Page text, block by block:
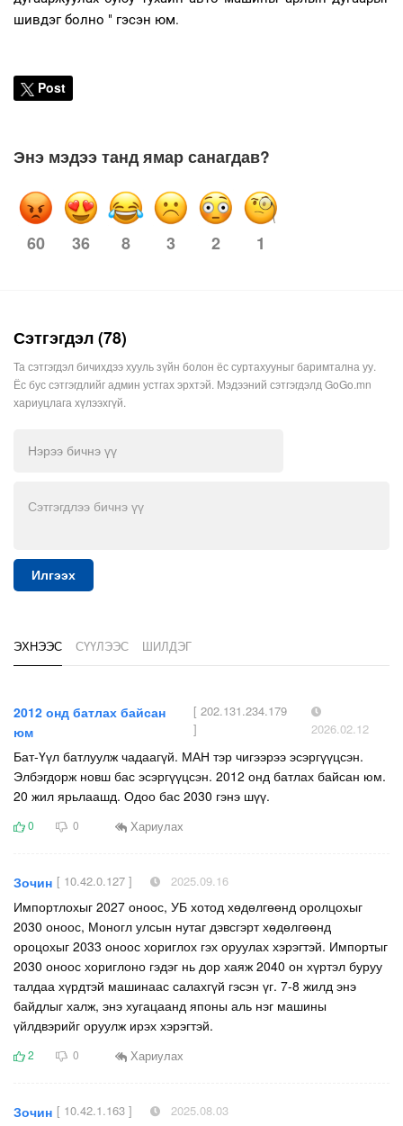
шивдэг болно " гэсэн юм.
Post
Энэ мэдээ танд ямар санагдав?
60 36 8 3 2 1
Сэтгэгдэл (78)
Та сэтгэгдэл бичихдээ хууль зүйн болон ёс суртахууныг баримтална уу.
Ёс бус сэтгэгдлийг админ устгах эрхтэй. Мэдээний сэтгэгдэлд GoGo.mn
хариуцлага хүлээхгүй.
Илгээх
ЭХНЭЭС СҮҮЛЭЭС ШИЛДЭГ
2012 онд батлах байсан
юм
[ 202.131.234.179
]
2026.02.12
Бат-Үүл батлуулж чадаагүй. МАН тэр чигээрээ эсэргүүцсэн.
Элбэгдорж новш бас эсэргүүцсэн. 2012 онд батлах байсан юм.
20 жил ярьлаашд. Одоо бас 2030 гэнэ шүү.
0 0 Хариулах
Зочин [ 10.42.0.127 ] 2025.09.16
Импортлохыг 2027 оноос, УБ хотод хөдөлгөөнд оролцохыг
2030 оноос, Моногл улсын нутаг дэвсгэрт хөдөлгөөнд
ороцохыг 2033 оноос хориглох гэх оруулах хэрэгтэй. Импортыг
2030 оноос хориглоно гэдэг нь дор хаяж 2040 он хүртэл буруу
талдаа хүрдтэй машинаас салахгүй гэсэн үг. 7-8 жилд энэ
байдлыг халж, энэ хугацаанд японы аль нэг машины
үйлдвэрийг оруулж ирэх хэрэгтэй.
2 0 Хариулах
Зочин [ 10.42.1.163 ] 2025.08.03